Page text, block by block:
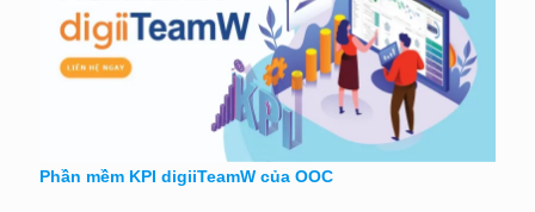
Phần mềm KPI digiiTeamW của OOC